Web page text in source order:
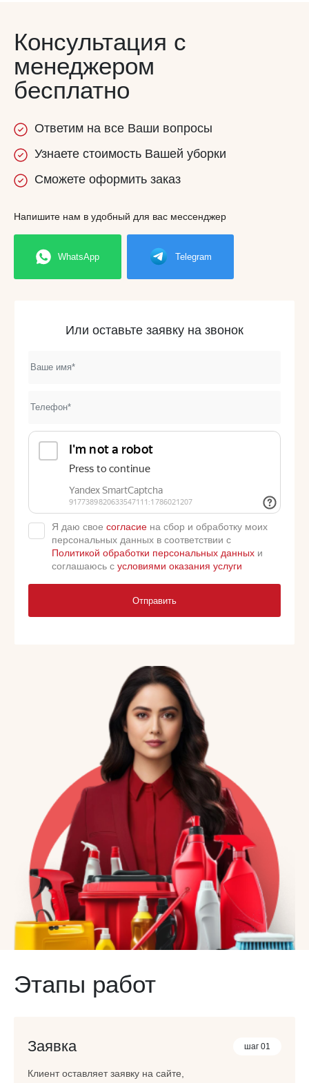
Консультация с
менеджером
бесплатно
Ответим на все Ваши вопросы
Узнаете стоимость Вашей уборки
Сможете оформить заказ
Напишите нам в удобный для вас мессенджер
WhatsApp Telegram
Или оставьте заявку на звонок
Я даю свое согласие на сбор и обработку моих
персональных данных в соответствии с
Политикой обработки персональных данных и
соглашаюсь с условиями оказания услуги
Отправить
Этапы работ
шаг 01
Заявка
Клиент оставляет заявку на сайте,